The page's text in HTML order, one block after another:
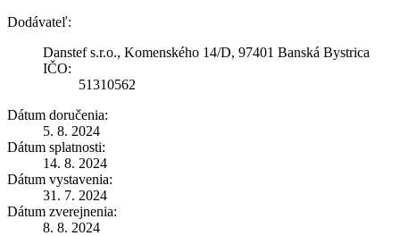
Dodávateľ:
Danstef s.r.o., Komenského 14/D, 97401 Banská Bystrica
IČO:
51310562
Dátum doručenia:
5. 8. 2024
Dátum splatnosti:
14. 8. 2024
Dátum vystavenia:
31. 7. 2024
Dátum zverejnenia:
8. 8. 2024